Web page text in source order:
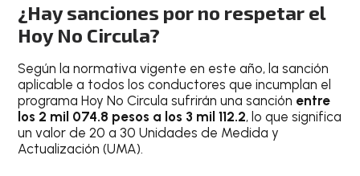
¿Hay sanciones por no respetar el
Hoy No Circula?
Según la normativa vigente en este año, la sanción
aplicable a todos los conductores que incumplan el
programa Hoy No Circula sufrirán una sanción entre
los 2 mil 074.8 pesos a los 3 mil 112.2, lo que significa
un valor de 20 a 30 Unidades de Medida y
Actualización (UMA).